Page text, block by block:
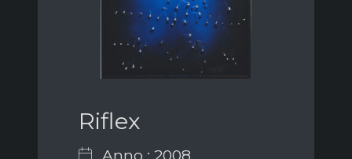
Riflex
Anno : 2008